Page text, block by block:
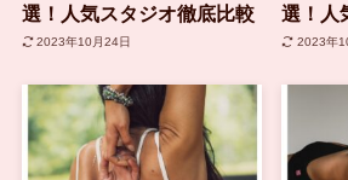
選！人気スタジオ徹底比較
2023年10月24日
選！人
2023年